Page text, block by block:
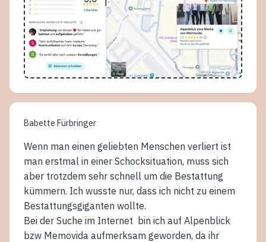
Babette Fürbringer
Wenn man einen geliebten Menschen verliert ist
man erstmal in einer Schocksituation, muss sich
aber trotzdem sehr schnell um die Bestattung
kümmern. Ich wusste nur, dass ich nicht zu einem
Bestattungsgiganten wollte.
Bei der Suche im Internet bin ich auf Alpenblick
bzw Memovida aufmerksam geworden, da ihr